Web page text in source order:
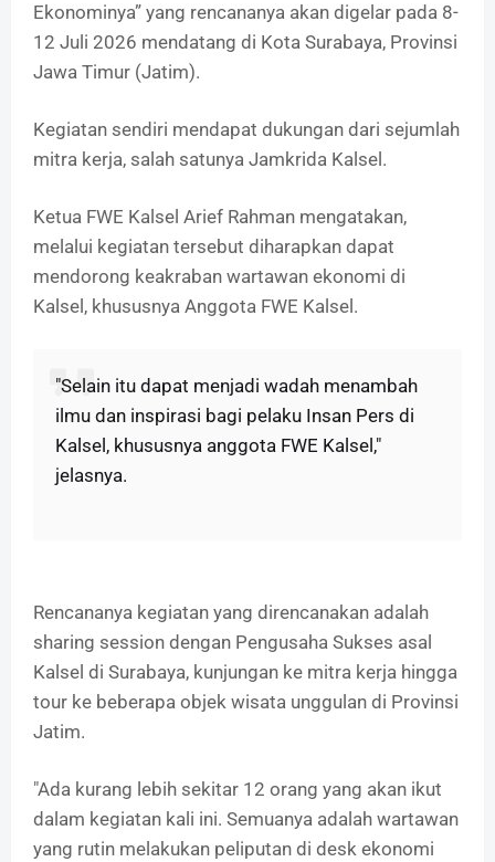
Ekonominya” yang rencananya akan digelar pada 8-
12 Juli 2026 mendatang di Kota Surabaya, Provinsi
Jawa Timur (Jatim).
Kegiatan sendiri mendapat dukungan dari sejumlah
mitra kerja, salah satunya Jamkrida Kalsel.
Ketua FWE Kalsel Arief Rahman mengatakan,
melalui kegiatan tersebut diharapkan dapat
mendorong keakraban wartawan ekonomi di
Kalsel, khususnya Anggota FWE Kalsel.
"Selain itu dapat menjadi wadah menambah
ilmu dan inspirasi bagi pelaku Insan Pers di
Kalsel, khususnya anggota FWE Kalsel,"
jelasnya.
Rencananya kegiatan yang direncanakan adalah
sharing session dengan Pengusaha Sukses asal
Kalsel di Surabaya, kunjungan ke mitra kerja hingga
tour ke beberapa objek wisata unggulan di Provinsi
Jatim.
"Ada kurang lebih sekitar 12 orang yang akan ikut
dalam kegiatan kali ini. Semuanya adalah wartawan
yang rutin melakukan peliputan di desk ekonomi